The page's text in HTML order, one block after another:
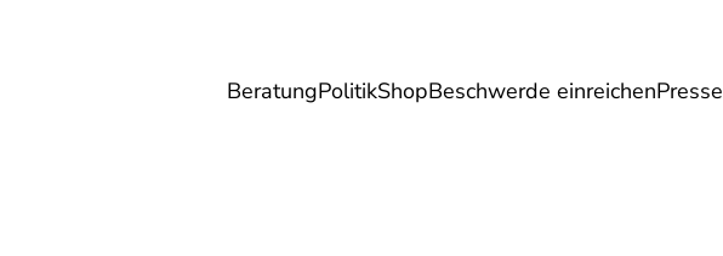
BeratungPolitikShopBeschwerde einreichenPresse
Gesundheit Energie Reise Verträge